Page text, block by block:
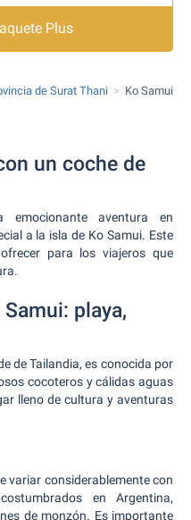
Plus
de Surat Thani Ko Samui
un coche de
emocionante aventura en
a la isla de Ko Samui. Este
para los viajeros que
playa,
de Tailandia, es conocida por
cocoteros y cálidas aguas
lleno de cultura y aventuras
variar considerablemente con
en Argentina,
de monzón. Es importante